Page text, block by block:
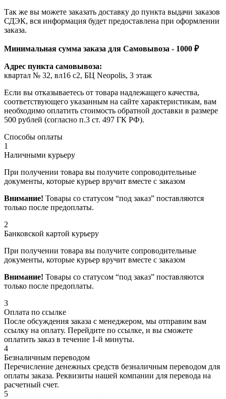
Так же вы можете заказать доставку до пункта выдачи заказов
СДЭК, вся информация будет предоставлена при оформлении
заказа.
Минимальная сумма заказа для Самовывоза - 1000 ₽
Адрес пункта самовывоза:
квартал № 32, вл16 с2, БЦ Neopolis, 3 этаж
Если вы отказываетесь от товара надлежащего качества,
соответствующего указанным на сайте характеристикам, вам
необходимо оплатить стоимость обратной доставки в размере
500 рублей (согласно п.3 ст. 497 ГК РФ).
Способы оплаты
1
Наличными курьеру
При получении товара вы получите сопроводительные
документы, которые курьер вручит вместе с заказом
Внимание! Товары со статусом “под заказ” поставляются
только после предоплаты.
2
Банковской картой курьеру
При получении товара вы получите сопроводительные
документы, которые курьер вручит вместе с заказом
Внимание! Товары со статусом “под заказ” поставляются
только после предоплаты.
3
Оплата по ссылке
После обсуждения заказа с менеджером, мы отправим вам
ссылку на оплату. Перейдите по ссылке, и вы сможете
оплатить заказ в течение 1-й минуты.
4
Безналичным переводом
Перечисление денежных средств безналичным переводом для
оплаты заказа. Реквизиты нашей компании для перевода на
расчетный счет.
5